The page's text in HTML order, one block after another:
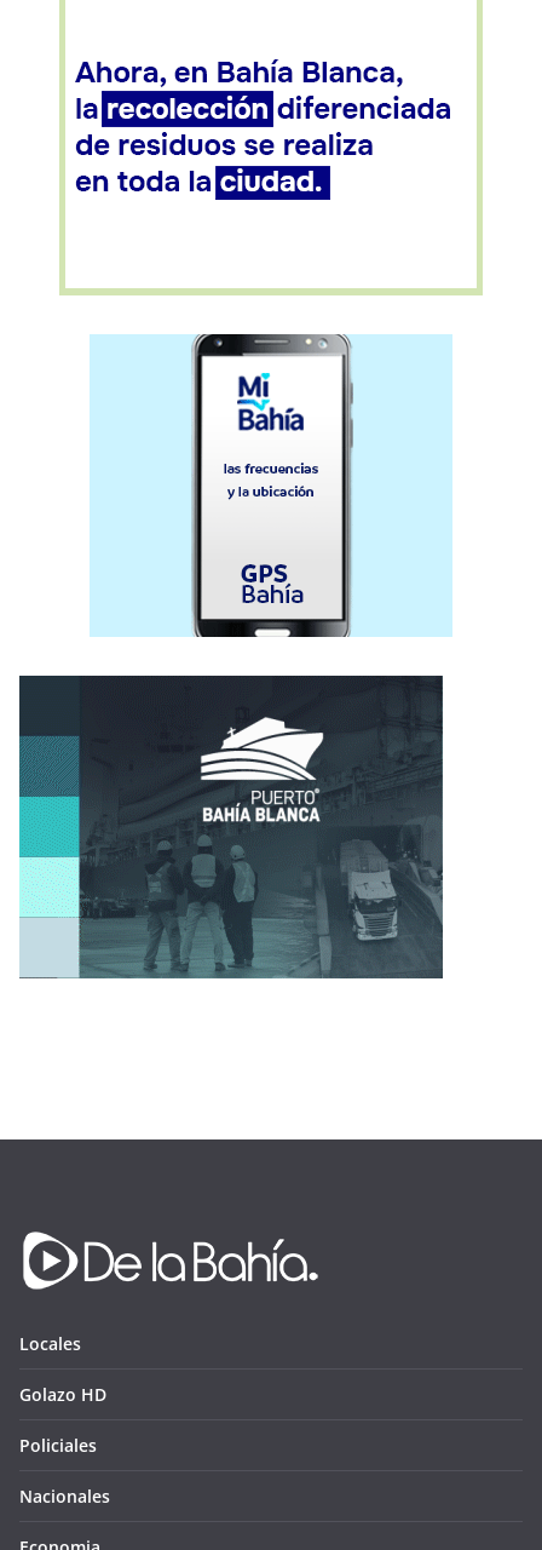
Locales
Golazo HD
Policiales
Nacionales